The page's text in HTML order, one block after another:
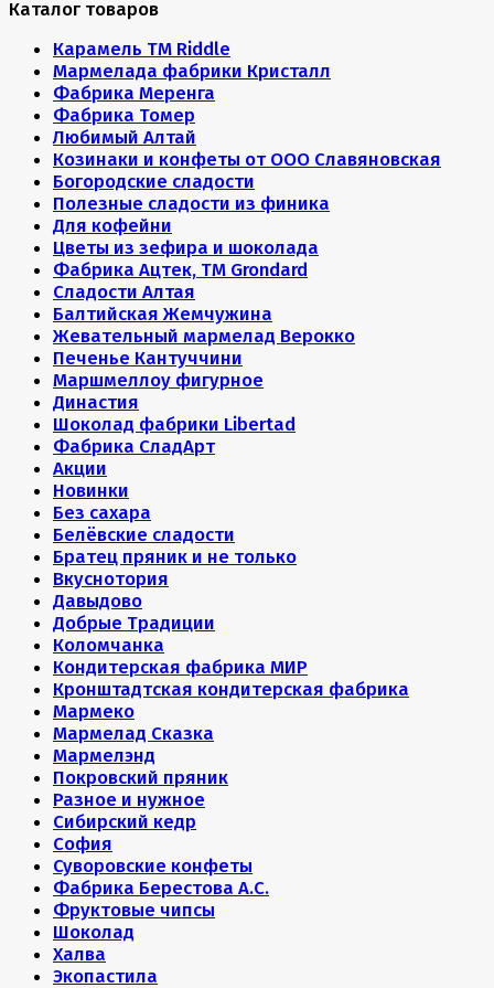
Каталог товаров
Карамель ТМ Riddle
Мармелада фабрики Кристалл
Фабрика Меренга
Фабрика Томер
Любимый Алтай
Козинаки и конфеты от ООО Славяновская
Богородские сладости
Полезные сладости из финика
Для кофейни
Цветы из зефира и шоколада
Фабрика Ацтек, ТМ Grondard
Сладости Алтая
Балтийская Жемчужина
Жевательный мармелад Верокко
Печенье Кантуччини
Маршмеллоу фигурное
Династия
Шоколад фабрики Libertad
Фабрика СладАрт
Акции
Новинки
Без сахара
Белёвские сладости
Братец пряник и не только
Вкуснотория
Давыдово
Добрые Традиции
Коломчанка
Кондитерская фабрика МИР
Кронштадтская кондитерская фабрика
Мармеко
Мармелад Сказка
Мармелэнд
Покровский пряник
Разное и нужное
Сибирский кедр
София
Суворовские конфеты
Фабрика Берестова А.С.
Фруктовые чипсы
Шоколад
Халва
Экопастила